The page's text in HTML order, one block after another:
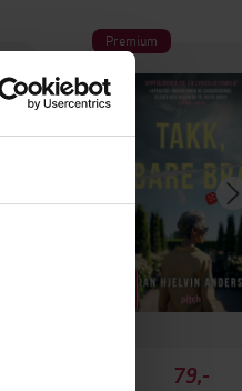
Premium
79,-